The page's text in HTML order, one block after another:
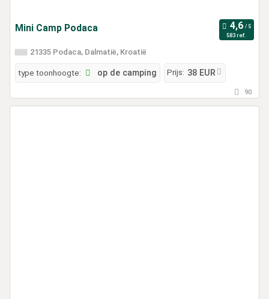
Mini Camp Podaca
583 ref.
21335 Podaca, Dalmatië, Kroatië
type toonhoogte: op de camping Prijs: 38 EUR
90